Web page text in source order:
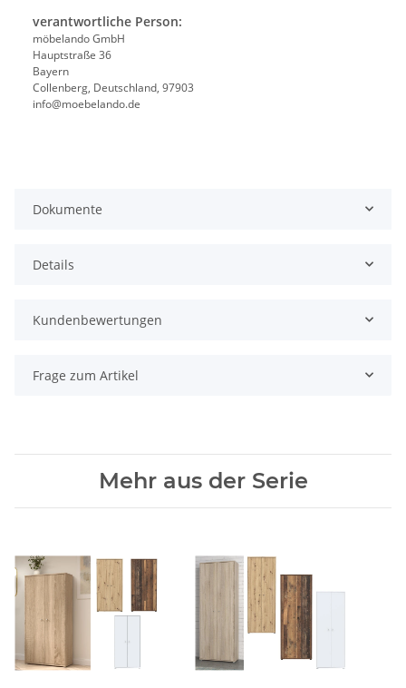
verantwortliche Person:
möbelando GmbH
Hauptstraße 36
Bayern
Collenberg, Deutschland, 97903
info@moebelando.de
Dokumente
Details
Kundenbewertungen
Frage zum Artikel
Mehr aus der Serie